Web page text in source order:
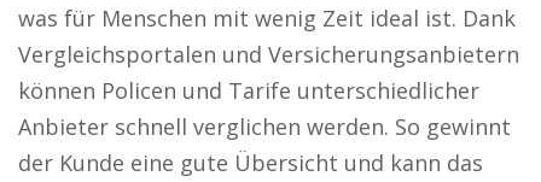
was für Menschen mit wenig Zeit ideal ist. Dank
Vergleichsportalen und Versicherungsanbietern
können Policen und Tarife unterschiedlicher
Anbieter schnell verglichen werden. So gewinnt
der Kunde eine gute Übersicht und kann das